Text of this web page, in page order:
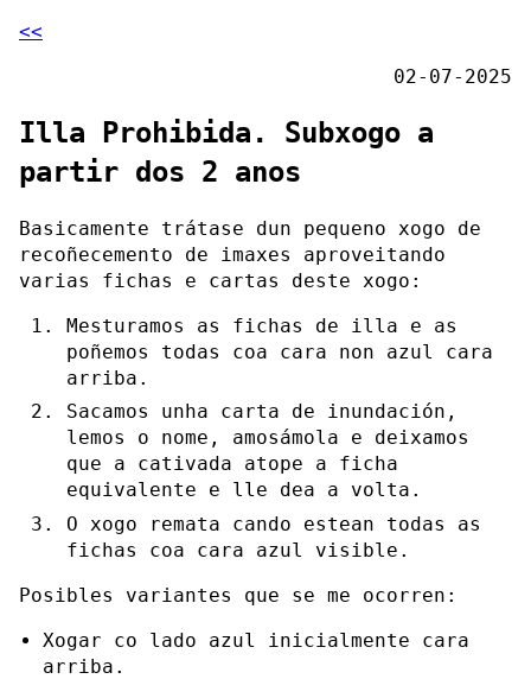
<<
02-07-2025
Illa Prohibida. Subxogo a
partir dos 2 anos
Basicamente trátase dun pequeno xogo de
recoñecemento de imaxes aproveitando
varias fichas e cartas deste xogo:
Mesturamos as fichas de illa e as
poñemos todas coa cara non azul cara
arriba.
Sacamos unha carta de inundación,
lemos o nome, amosámola e deixamos
que a cativada atope a ficha
equivalente e lle dea a volta.
O xogo remata cando estean todas as
fichas coa cara azul visible.
Posibles variantes que se me ocorren:
Xogar co lado azul inicialmente cara
arriba.